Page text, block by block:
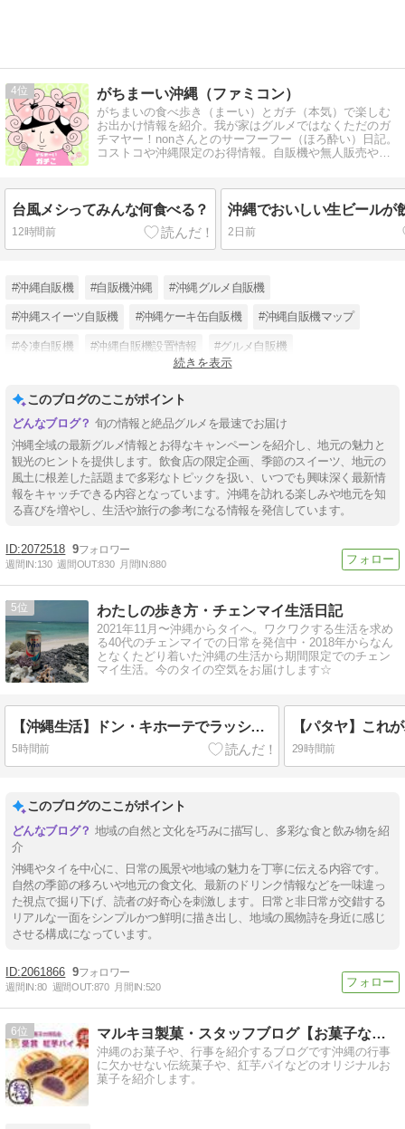
4 がちまーい沖縄（ファミコン）
がちまいの食べ歩き（まーい）とガチ（本気）で楽しむ
お出かけ情報を紹介。我が家はグルメではなくただのガ
チマヤー！nonさんとのサーフーフー（ほろ酔い）日記。
コストコや沖縄限定のお得情報。自販機や無人販売やコ
台風メシってみんな何食べる？
12時間前
沖縄でおいしい生ビールが
2日前
#沖縄自販機 #自販機沖縄 #沖縄グルメ自販機
#沖縄スイーツ自販機 #沖縄ケーキ缶自販機 #沖縄自販機マップ
#冷凍自販機 #沖縄自販機設置情報 #グルメ自販機
続きを表示
このブログのここがポイント
旬の情報と絶品グルメを最速でお届け
沖縄全域の最新グルメ情報とお得なキャンペーンを紹介し、地元の魅力と
観光のヒントを提供します。飲食店の限定企画、季節のスイーツ、地元の
風土に根差した話題まで多彩なトピックを扱い、いつでも興味深く最新情
報をキャッチできる内容となっています。沖縄を訪れる楽しみや地元を知
る喜びを増やし、生活や旅行の参考になる情報を発信しています。
2072518 9
週間IN:130 週間OUT:830 月間IN:880
5 わたしの歩き方・チェンマイ生活日記
2021年11月〜沖縄からタイへ。ワクワクする生活を求め
る40代のチェンマイでの日常を発信中・2018年からなん
となくたどり着いた沖縄の生活から期間限定でのチェン
マイ生活。今のタイの空気をお届けします☆
【沖縄生活】ドン・キホーテでラッシュガード一式をそろえる
5時間前 29時間前
このブログのここがポイント
地域の自然と文化を巧みに描写し、多彩な食と飲み物を紹
介
沖縄やタイを中心に、日常の風景や地域の魅力を丁寧に伝える内容です。
自然の季節の移ろいや地元の食文化、最新のドリンク情報などを一味違っ
た視点で掘り下げ、読者の好奇心を刺激します。日常と非日常が交錯する
リアルな一面をシンプルかつ鮮明に描き出し、地域の風物詩を身近に感じ
させる構成になっています。
2061866 9
週間IN:80 週間OUT:870 月間IN:520
6 マルキヨ製菓・スタッフブログ【お菓子な琉球話】
沖縄のお菓子や、行事を紹介するブログです沖縄の行事
に欠かせない伝統菓子や、紅芋パイなどのオリジナルお
菓子を紹介します。